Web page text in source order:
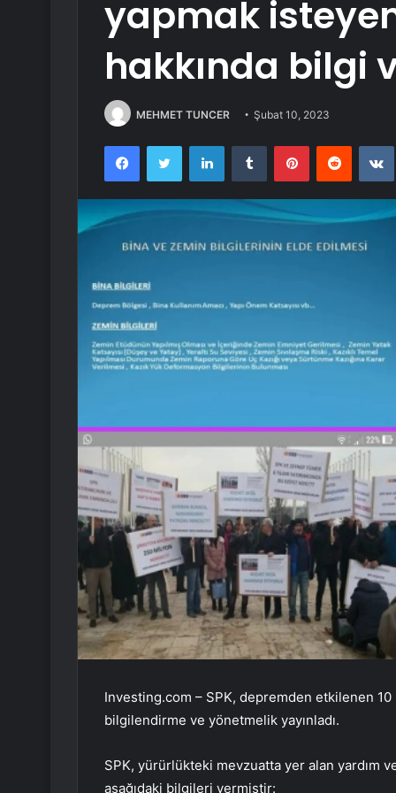
yapmak
hakkında bilgi
MEHMET TUNCER Şubat 10, 2023
FacebookTwitter LinkedInTumblr PinterestReddit
Investing.com – SPK, depremden etkilenen
bilgilendirme ve yönetmelik yayınladı.
SPK, yürürlükteki mevzuatta yer alan yardım
aşağıdaki bilgileri vermiştir: